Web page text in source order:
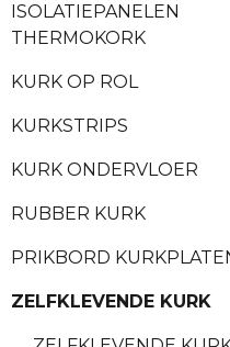
ISOLATIEPANELEN
THERMOKORK
KURK OP ROL
KURKSTRIPS
KURK ONDERVLOER
RUBBER KURK
PRIKBORD
ZELFKLEVENDE KURK